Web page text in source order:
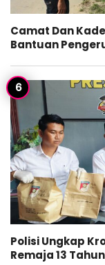
Camat Dan
Bantuan
Polisi Ungkap
Remaja 13